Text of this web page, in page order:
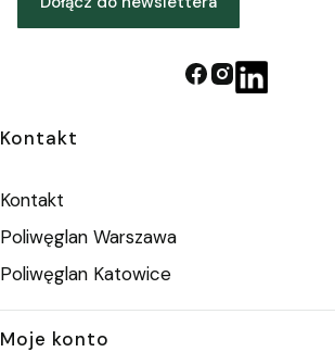
Linki w stopce
Kontakt
Kontakt
Poliwęglan Warszawa
Poliwęglan Katowice
Moje konto